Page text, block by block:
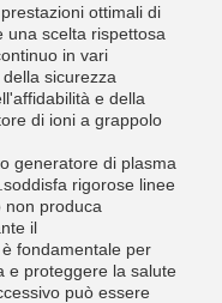
ottimali di
una scelta rispettosa
in vari
sicurezza
e della
di ioni a grappolo
generatore di plasma
rigorose linee
non produca
il
fondamentale per
e proteggere la salute
può essere